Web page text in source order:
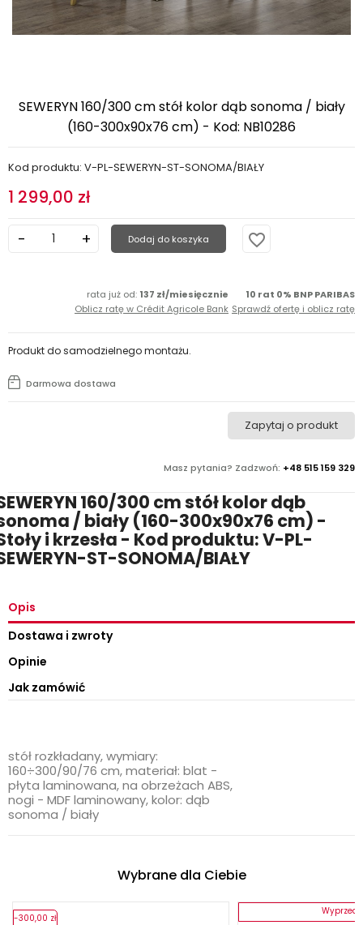
SEWERYN 160/300 cm stół kolor dąb sonoma / biały
(160-300x90x76 cm) - Kod: NB10286
Kod produktu: V-PL-SEWERYN-ST-SONOMA/BIAŁY
1 299,00 zł
Dodaj do koszyka favorite_border
rata już od: 137 zł/miesięcznie
Oblicz ratę w Crédit Agricole Bank
10 rat 0% BNP PARIBAS
Sprawdź ofertę i oblicz ratę
Masz pytania? Zadzwoń: +48 515 159 329
Zapytaj o produkt
Darmowa dostawa
Produkt do samodzielnego montażu.
160/300 cm stół kolor dąb
/ biały (160-300x90x76 cm) -
i krzesła - Kod produktu: V-PL-
ST-SONOMA/BIAŁY
Opis
Dostawa i zwroty
Opinie
Jak zamówić
stół rozkładany, wymiary:
160÷300/90/76 cm, materiał: blat -
płyta laminowana, na obrzeżach ABS,
nogi - MDF laminowany, kolor: dąb
sonoma / biały
Wybrane dla Ciebie
-300,00 zł